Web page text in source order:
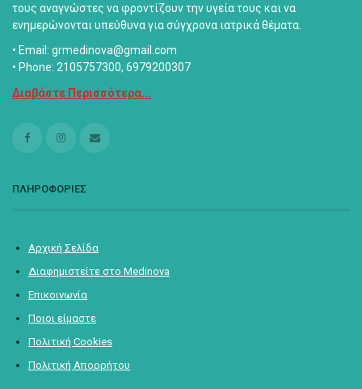
τους αναγνώστες να φροντίζουν την υγεία τους και να
ενημερώνονται υπεύθυνα για σύγχρονα ιατρικά θέματα.
• Email: grmedinova@gmail.com
• Phone: 2105757300, 6979200307
Διαβάστε Περισσότερα...
ΠΛΗΡΟΦΟΡΙΕΣ
Αρχική Σελίδα
Διαφημιστείτε στο Medinova
Επικοινωνία
Ποιοι είμαστε
Πολιτική Cookies
Πολιτική Απορρήτου